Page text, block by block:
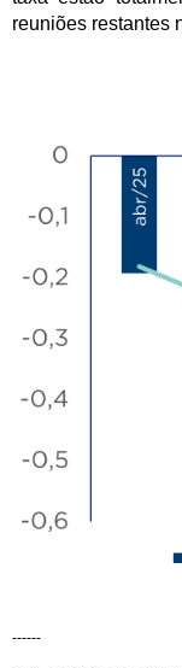
reuniões restantes
------